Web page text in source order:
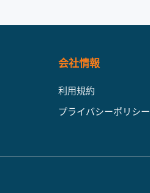
会社情報
利用規約
プライバシーポリシー